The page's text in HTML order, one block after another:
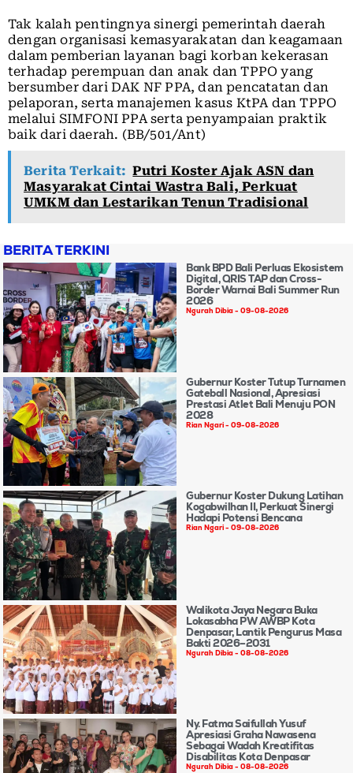
Tak kalah pentingnya sinergi pemerintah daerah
dengan organisasi kemasyarakatan dan keagamaan
dalam pemberian layanan bagi korban kekerasan
terhadap perempuan dan anak dan TPPO yang
bersumber dari DAK NF PPA, dan pencatatan dan
pelaporan, serta manajemen kasus KtPA dan TPPO
melalui SIMFONI PPA serta penyampaian praktik
baik dari daerah. (BB/501/Ant)
Berita Terkait: Putri Koster Ajak ASN dan
Masyarakat Cintai Wastra Bali, Perkuat
UMKM dan Lestarikan Tenun Tradisional
BERITA TERKINI
Bank BPD Bali Perluas Ekosistem
Digital, QRIS TAP dan Cross-
Border Warnai Bali Summer Run
2026
Ngurah Dibia 09-08-2026
Gubernur Koster Tutup Turnamen
Gateball Nasional, Apresiasi
Prestasi Atlet Bali Menuju PON
2028
Rian Ngari 09-08-2026
Gubernur Koster Dukung Latihan
Kogabwilhan II, Perkuat Sinergi
Hadapi Potensi Bencana
Rian Ngari 09-08-2026
Walikota Jaya Negara Buka
Lokasabha PW AWBP Kota
Denpasar, Lantik Pengurus Masa
Bakti 2026–2031
Ngurah Dibia 08-08-2026
Ny. Fatma Saifullah Yusuf
Apresiasi Graha Nawasena
Sebagai Wadah Kreatifitas
Disabilitas Kota Denpasar
Ngurah Dibia 08-08-2026